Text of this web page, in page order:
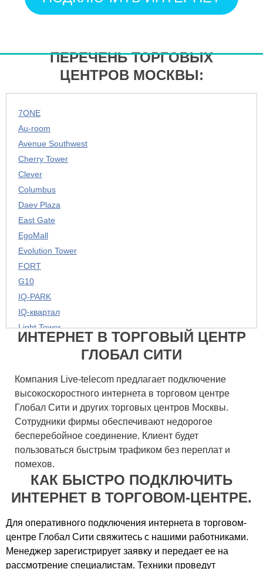
ПЕРЕЧЕНЬ ТОРГОВЫХ
ЦЕНТРОВ МОСКВЫ:
7ONE
Au-room
Avenue Southwest
Cherry Tower
Clever
Columbus
Daev Plaza
East Gate
EgoMall
Evolution Tower
FORT
G10
IQ-PARK
IQ-квартал
Light Tower
M-Style
SK Plaza
Streamline plaza
Villa Riva
West Park
West plaza
Xl Дмитровка
Авиапарк
Авилон Плаза
Автобус
Агат
ИНТЕРНЕТ В ТОРГОВЫЙ ЦЕНТР
ГЛОБАЛ СИТИ
Компания Live-telecom предлагает подключение
высокоскоростного интернета в торговом центре
Глобал Сити и других торговых центров Москвы.
Сотрудники фирмы обеспечивают недорогое
бесперебойное соединение. Клиент будет
пользоваться быстрым трафиком без переплат и
помехов.
КАК БЫСТРО ПОДКЛЮЧИТЬ
ИНТЕРНЕТ В ТОРГОВОМ-ЦЕНТРЕ.
Для оперативного подключения интернета в торговом-
центре Глобал Сити свяжитесь с нашими работниками.
Менеджер зарегистрирует заявку и передает ее на
рассмотрение специалистам. Техники проведут